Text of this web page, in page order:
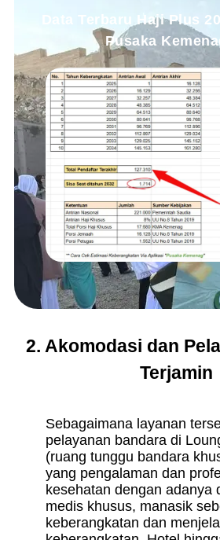
Data Terbaru Haji Plus
Pusaka
2. Akomodasi dan
Terjamin
Sebagaimana layanan
pelayanan bandara di
(ruang tunggu bandara
yang pengalaman dan
kesehatan dengan adanya
medis khusus, manasik
keberangkatan dan